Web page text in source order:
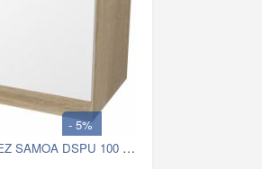
- 5%
SKRINKA POD DREZ SAMOA DSPU 100 ES